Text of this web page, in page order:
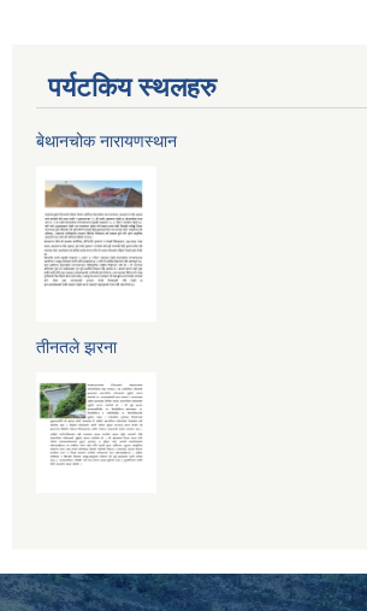
पर्यटकिय स्थलहरु
बेथानचोक नारायणस्थान
तीनतले झरना